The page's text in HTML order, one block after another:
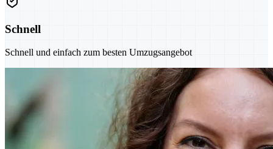
Schnell
Schnell und einfach zum besten Umzugsangebot